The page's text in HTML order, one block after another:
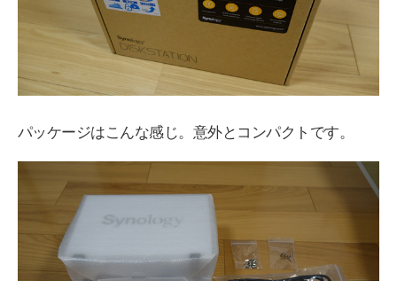
パッケージはこんな感じ。意外とコンパクトです。